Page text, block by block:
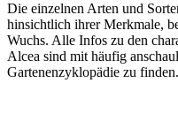
Die einzelnen Arten und
hinsichtlich ihrer Merkmale,
Wuchs. Alle Infos zu den
Alcea sind mit häufig
Gartenenzyklopädie zu finden.